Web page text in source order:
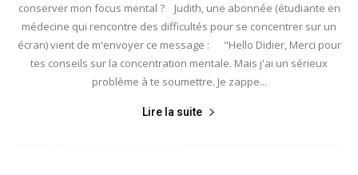
conserver mon focus mental ? Judith, une abonnée (étudiante en
médecine qui rencontre des difficultés pour se concentrer sur un
écran) vient de m'envoyer ce message : "Hello Didier, Merci pour
tes conseils sur la concentration mentale. Mais j'ai un sérieux
problème à te soumettre. Je zappe...
Lire la suite